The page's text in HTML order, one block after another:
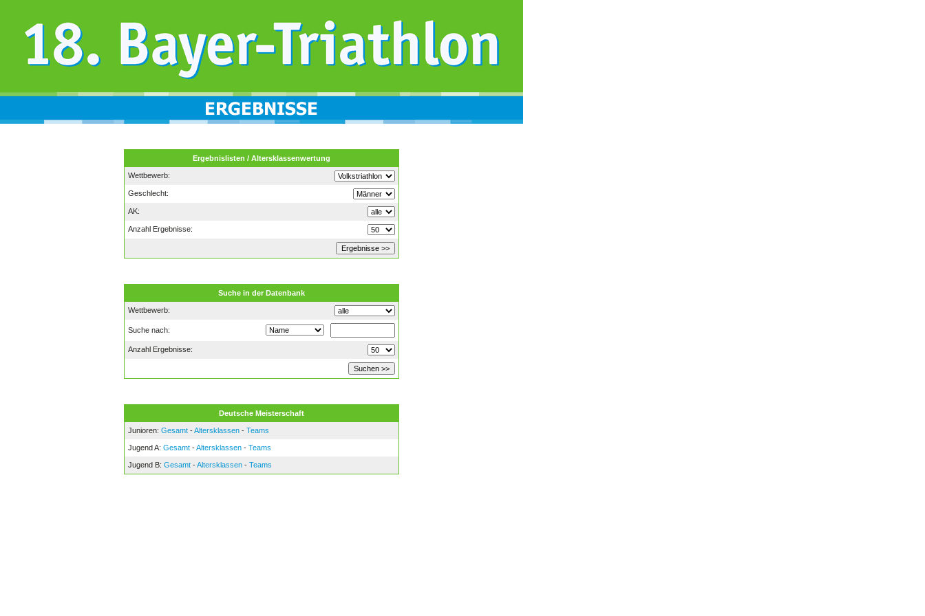
Ergebnislisten / Altersklassenwertung
Wettbewerb:
Geschlecht:
AK:
Anzahl Ergebnisse:
Suche in der Datenbank
Wettbewerb:
Suche nach:
Anzahl Ergebnisse:
Deutsche Meisterschaft
Junioren: Gesamt -Altersklassen - Teams
Jugend A: Gesamt -Altersklassen - Teams
Jugend B: Gesamt -Altersklassen - Teams